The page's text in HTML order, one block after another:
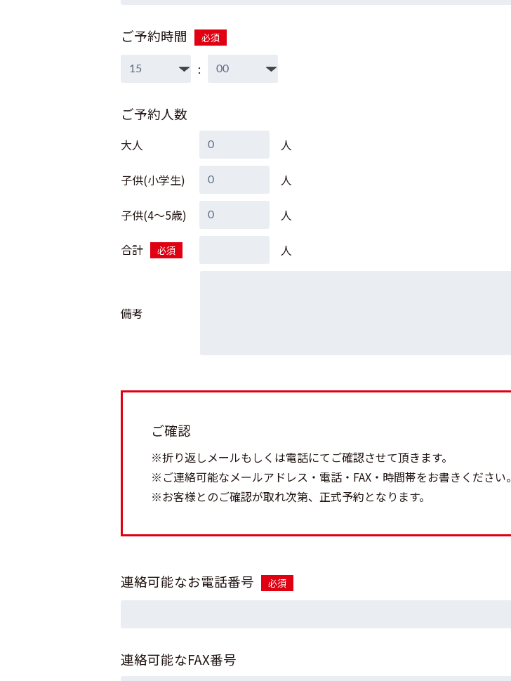
ご予約時間 必須
:
ご予約人数
大人 人
子供(小学生) 人
子供(4～5歳) 人
合計 必須 人
備考
ご確認
※折り返しメールもしくは電話にてご確認させて頂きます。
※ご連絡可能なメールアドレス・電話・FAX・時間帯をお書きください。
※お客様とのご確認が取れ次第、正式予約となります。
連絡可能なお電話番号 必須
連絡可能なFAX番号